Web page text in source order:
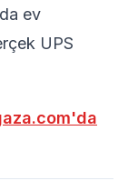
ev
UPS